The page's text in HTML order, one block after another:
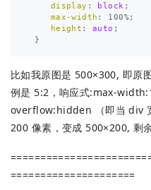
display : block ;
max-width : 100%;
height : auto ;
}
比如我原图是 500×300, 即原
例是 5:2，响应式:max-
overflow:hidden （即当 div
200 像素，变成 500×200, 剩
=====================